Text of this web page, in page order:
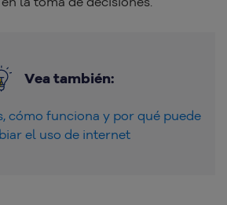
Vea también:
cómo funciona y por qué puede
el uso de internet